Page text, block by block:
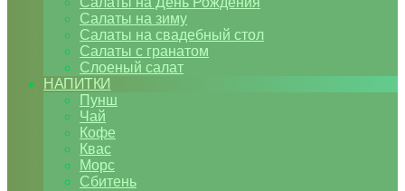
Салаты на зиму
Салаты на свадебный стол
Салаты с гранатом
Слоеный салат
НАПИТКИ
Пунш
Чай
Кофе
Квас
Морс
Сбитень